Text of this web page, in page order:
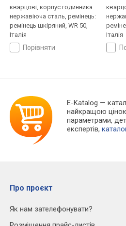
кварцові, корпус годинника
нержавіюча сталь, ремінець:
ремінець шкіряний, WR 50,
Італія
порівняти
Італія
E-Katalog —
найкращою
параметрами,
експертів,
Про проєкт
Як нам зателефонувати?